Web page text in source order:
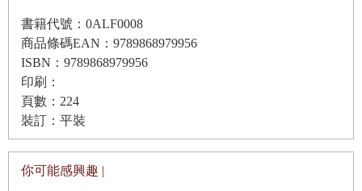
書籍代號：0ALF0008
商品條碼EAN：9789868979956
ISBN：9789868979956
印刷：
頁數：224
裝訂：平裝
你可能感興趣 |